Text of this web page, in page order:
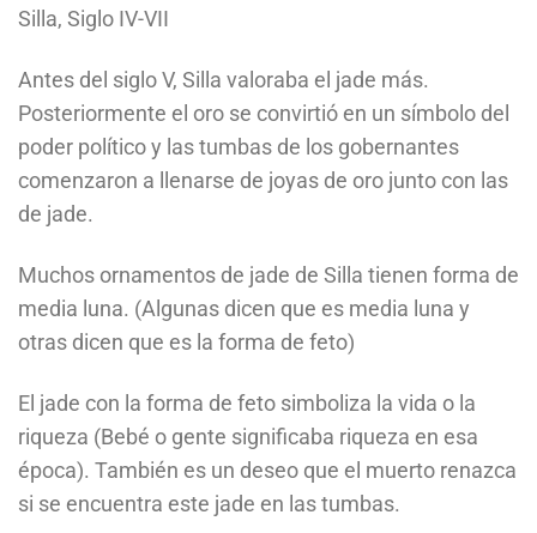
Silla, Siglo IV-VII
Antes del siglo V, Silla valoraba el jade más.
Posteriormente el oro se convirtió en un símbolo del
poder político y las tumbas de los gobernantes
comenzaron a llenarse de joyas de oro junto con las
de jade.
Muchos ornamentos de jade de Silla tienen forma de
media luna. (Algunas dicen que es media luna y
otras dicen que es la forma de feto)
El jade con la forma de feto simboliza la vida o la
riqueza (Bebé o gente significaba riqueza en esa
época). También es un deseo que el muerto renazca
si se encuentra este jade en las tumbas.